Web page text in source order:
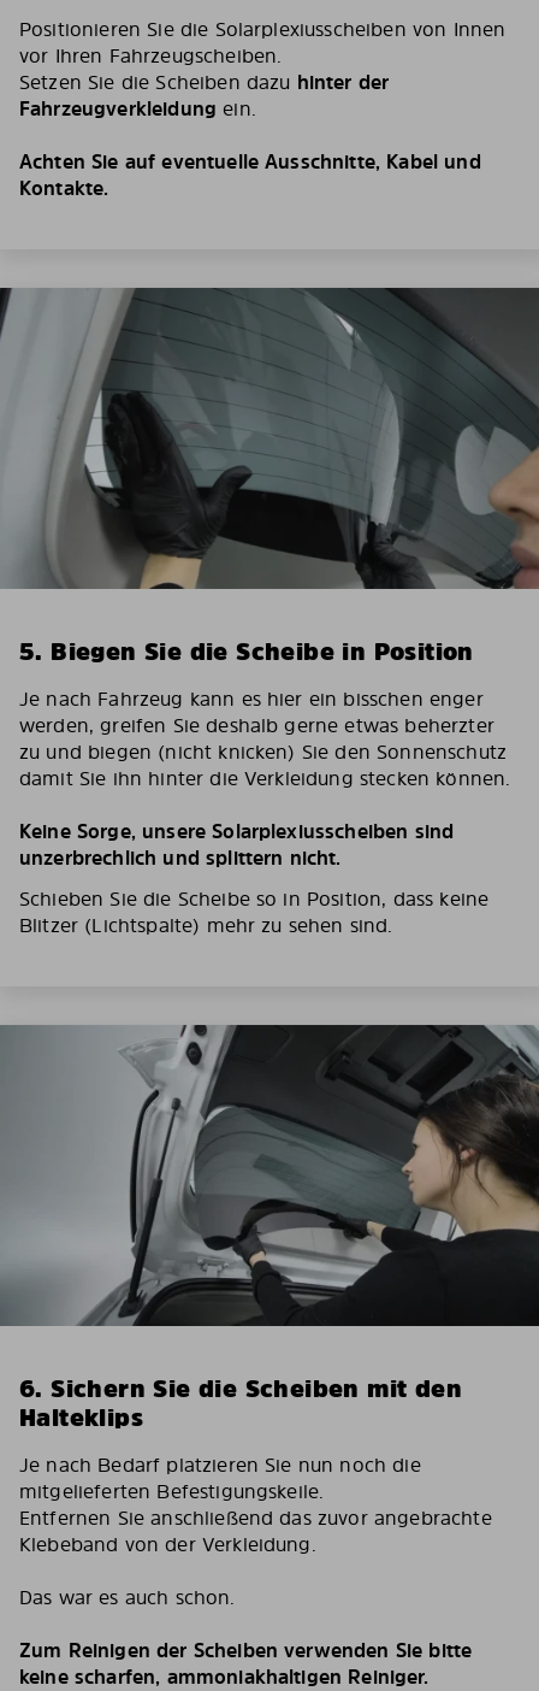
Positionieren Sie die Solarplexiusscheiben von Innen
vor Ihren Fahrzeugscheiben.
Setzen Sie die Scheiben dazu hinter der
Fahrzeugverkleidung ein.
Achten Sie auf eventuelle Ausschnitte, Kabel und
Kontakte.
5. Biegen Sie die Scheibe in Position
Je nach Fahrzeug kann es hier ein bisschen enger
werden, greifen Sie deshalb gerne etwas beherzter
zu und biegen (nicht knicken) Sie den Sonnenschutz
damit Sie ihn hinter die Verkleidung stecken können.
Keine Sorge, unsere Solarplexiusscheiben sind
unzerbrechlich und splittern nicht.
Schieben Sie die Scheibe so in Position, dass keine
Blitzer (Lichtspalte) mehr zu sehen sind.
6. Sichern Sie die Scheiben mit den
Halteklips
Je nach Bedarf platzieren Sie nun noch die
mitgelieferten Befestigungskeile.
Entfernen Sie anschließend das zuvor angebrachte
Klebeband von der Verkleidung.
Das war es auch schon.
Zum Reinigen der Scheiben verwenden Sie bitte
keine scharfen, ammoniakhaltigen Reiniger.